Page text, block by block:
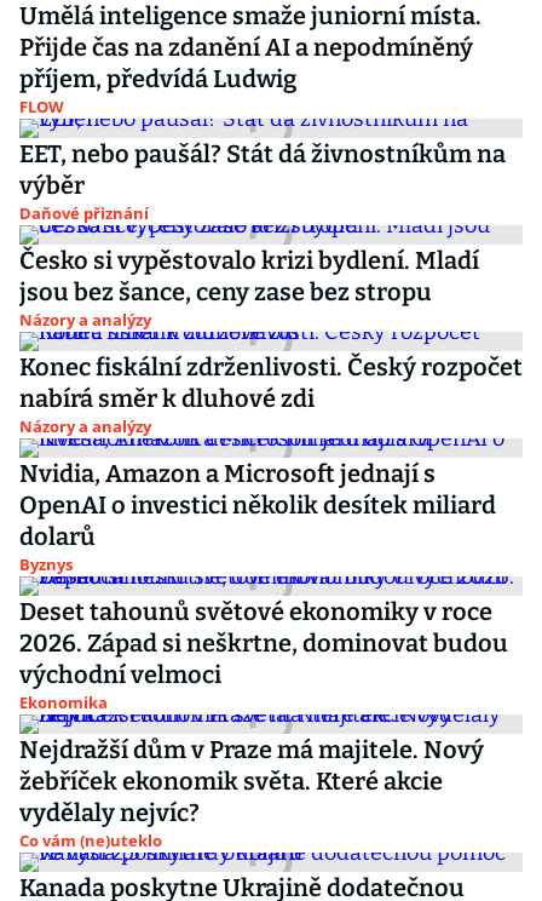
Umělá inteligence smaže juniorní místa.
Přijde čas na zdanění AI a nepodmíněný
příjem, předvídá Ludwig
FLOW
EET, nebo paušál? Stát dá živnostníkům na
výběr
Daňové přiznání
Česko si vypěstovalo krizi bydlení. Mladí
jsou bez šance, ceny zase bez stropu
Názory a analýzy
Konec fiskální zdrženlivosti. Český rozpočet
nabírá směr k dluhové zdi
Názory a analýzy
Nvidia, Amazon a Microsoft jednají s
OpenAI o investici několik desítek miliard
dolarů
Byznys
Deset tahounů světové ekonomiky v roce
2026. Západ si neškrtne, dominovat budou
východní velmoci
Ekonomika
Nejdražší dům v Praze má majitele. Nový
žebříček ekonomik světa. Které akcie
vydělaly nejvíc?
Co vám (ne)uteklo
Kanada poskytne Ukrajině dodatečnou